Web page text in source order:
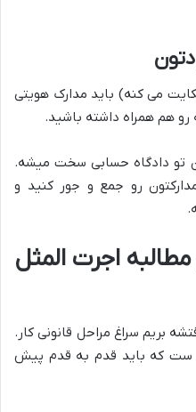
می کنه) باید مدارک هویتی
هم همراه داشته باشید.
تو دادگاه حسابی سخت میشه.
رو جمع و جور کنید و
اجرت المثل
بریم سراغ مراحل قانونی کار.
ست که باید قدم به قدم پیش